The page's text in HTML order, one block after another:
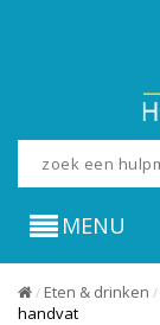
MENU
/ Eten & drinken /
handvat